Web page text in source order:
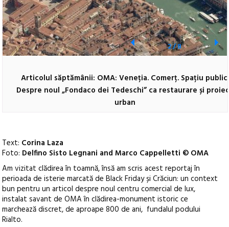
Articolul săptămânii: OMA: Veneția. Comerț. Spațiu public.
Despre noul „Fondaco dei Tedeschi” ca restaurare și
urban
2/8
Text: Corina Laza
Foto: Delfino Sisto Legnani and Marco Cappelletti © OMA
Am vizitat clădirea în toamnă, însă am scris acest reportaj în
perioada de isterie marcată de Black Friday și Crăciun: un context
bun pentru un articol despre noul centru comercial de lux,
instalat savant de OMA în clădirea-monument istoric ce
marchează discret, de aproape 800 de ani, fundalul podului
Rialto.